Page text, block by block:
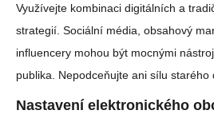
Využívejte kombinaci digitálních a
strategií. Sociální média, obsahový
influencery mohou být mocnými
publika. Nepodceňujte ani sílu starého
Nastavení elektronického